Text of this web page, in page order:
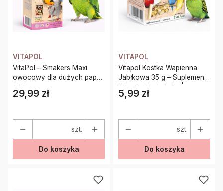
VITAPOL
VitaPol – Smakers Maxi
owocowy dla dużych papug
450 g
Cena
29,99 zł
szt.
Do koszyka
VITAPOL
Vitapol Kostka Wapienna
Jabłkowa 35 g – Suplement
Wapnia dla Ptaków |
Naturalna Kreda Pastewna
Cena
5,99 zł
szt.
Do koszyka